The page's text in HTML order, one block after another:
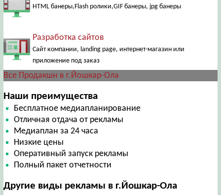
HTML банеры,Flash ролики,GIF банеры, jpg банеры
Разработка сайтов
Сайт компании, landing page, интернет-магазин или
приложение под заказ
Все Продакшн в г.Йошкар-Ола
Наши преимущества
Бесплатное медиапланирование
Отличная отдача от рекламы
Медиаплан за 24 часа
Низкие цены
Оперативный запуск рекламы
Полный пакет отчетности
Другие виды рекламы в г.Йошкар-Ола